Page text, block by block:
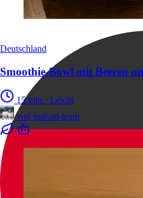
Deutschland
Smoothie-Bowl mit Beeren
15 min · Leicht
von malsati-team